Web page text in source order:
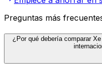
Preguntas más
¿Por qué debería comparar